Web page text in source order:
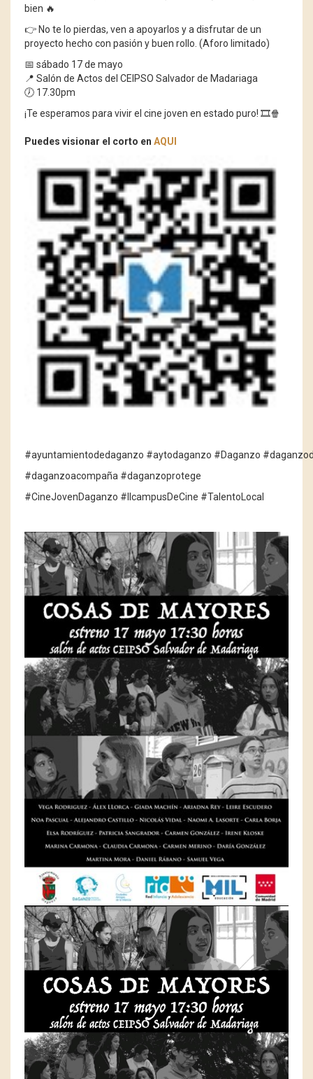
bien 🔥
👉 No te lo pierdas, ven a apoyarlos y a disfrutar de un
proyecto hecho con pasión y buen rollo. (Aforo limitado)
📅 sábado 17 de mayo
📍 Salón de Actos del CEIPSO Salvador de Madariaga
🕖 17.30pm
¡Te esperamos para vivir el cine joven en estado puro! 🎞️🍿
Puedes visionar el corto en AQUI
#ayuntamientodedaganzo #aytodaganzo #Daganzo
#daganzoacompaña #daganzoprotege
#CineJovenDaganzo #IIcampusDeCine #TalentoLocal